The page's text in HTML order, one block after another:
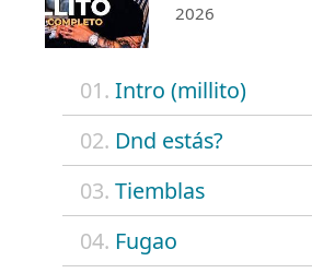
2026
01. Intro (millito)
02. Dnd estás?
03. Tiemblas
04. Fugao